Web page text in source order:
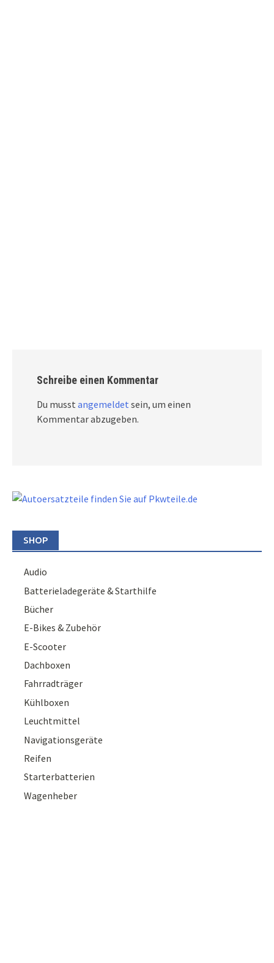
Schreibe einen Kommentar
Du musst angemeldet sein, um einen
Kommentar abzugeben.
SHOP
Audio
Batterieladegeräte & Starthilfe
Bücher
E-Bikes & Zubehör
E-Scooter
Dachboxen
Fahrradträger
Kühlboxen
Leuchtmittel
Navigationsgeräte
Reifen
Starterbatterien
Wagenheber